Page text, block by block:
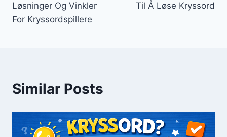
Løsninger Og Vinkler
For Kryssordspillere
Til Å Løse Kryssord
Similar Posts